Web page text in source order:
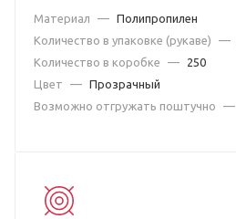
Материал — Полипропилен
Количество в упаковке (рукаве)
—
Количество в коробке
—
250
Цвет
— Прозрачный
Возможно отгружать поштучно
—